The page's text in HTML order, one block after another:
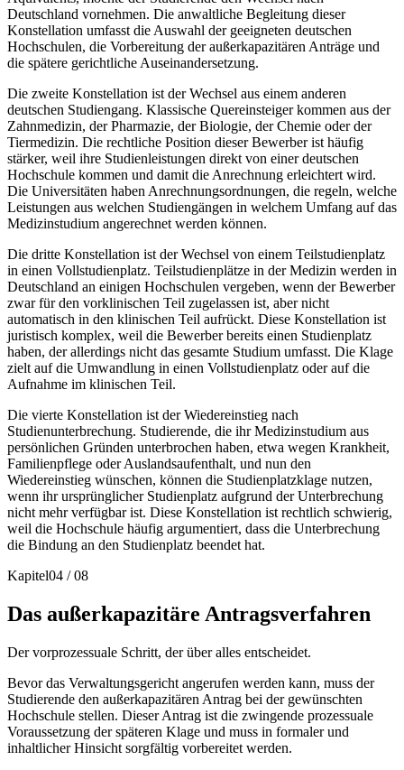
Deutschland vornehmen. Die anwaltliche Begleitung dieser
Konstellation umfasst die Auswahl der geeigneten deutschen
Hochschulen, die Vorbereitung der außerkapazitären Anträge und
die spätere gerichtliche Auseinandersetzung.
Die zweite Konstellation ist der Wechsel aus einem anderen
deutschen Studiengang. Klassische Quereinsteiger kommen aus der
Zahnmedizin, der Pharmazie, der Biologie, der Chemie oder der
Tiermedizin. Die rechtliche Position dieser Bewerber ist häufig
stärker, weil ihre Studienleistungen direkt von einer deutschen
Hochschule kommen und damit die Anrechnung erleichtert wird.
Die Universitäten haben Anrechnungsordnungen, die regeln, welche
Leistungen aus welchen Studiengängen in welchem Umfang auf das
Medizinstudium angerechnet werden können.
Die dritte Konstellation ist der Wechsel von einem Teilstudienplatz
in einen Vollstudienplatz. Teilstudienplätze in der Medizin werden in
Deutschland an einigen Hochschulen vergeben, wenn der Bewerber
zwar für den vorklinischen Teil zugelassen ist, aber nicht
automatisch in den klinischen Teil aufrückt. Diese Konstellation ist
juristisch komplex, weil die Bewerber bereits einen Studienplatz
haben, der allerdings nicht das gesamte Studium umfasst. Die Klage
zielt auf die Umwandlung in einen Vollstudienplatz oder auf die
Aufnahme im klinischen Teil.
Die vierte Konstellation ist der Wiedereinstieg nach
Studienunterbrechung. Studierende, die ihr Medizinstudium aus
persönlichen Gründen unterbrochen haben, etwa wegen Krankheit,
Familienpflege oder Auslandsaufenthalt, und nun den
Wiedereinstieg wünschen, können die Studienplatzklage nutzen,
wenn ihr ursprünglicher Studienplatz aufgrund der Unterbrechung
nicht mehr verfügbar ist. Diese Konstellation ist rechtlich schwierig,
weil die Hochschule häufig argumentiert, dass die Unterbrechung
die Bindung an den Studienplatz beendet hat.
Kapitel04 /08
Das außerkapazitäre Antragsverfahren
Der vorprozessuale Schritt, der über alles entscheidet.
Bevor das Verwaltungsgericht angerufen werden kann, muss der
Studierende den außerkapazitären Antrag bei der gewünschten
Hochschule stellen. Dieser Antrag ist die zwingende prozessuale
Voraussetzung der späteren Klage und muss in formaler und
inhaltlicher Hinsicht sorgfältig vorbereitet werden.